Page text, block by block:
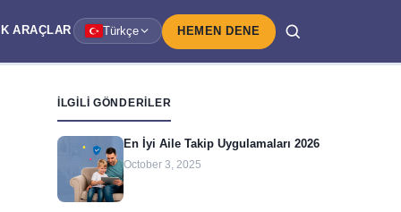
ARAÇLAR Türkçe HEMEN DENE
İLGILI GÖNDERILER
En İyi Aile Takip Uygulamaları 2026
October 3, 2025